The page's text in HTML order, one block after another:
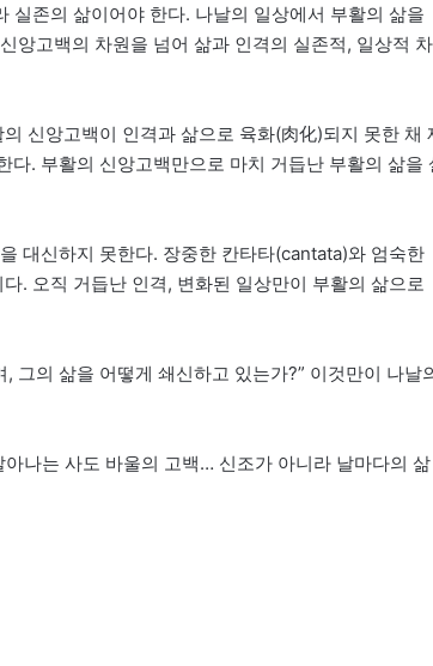
실존의 삶이어야 한다. 나날의 일상에서 부활의 삶을
앙고백의 차원을 넘어 삶과 인격의 실존적, 일상적 차
신앙고백이 인격과 삶으로 육화(肉化)되지 못한 채
. 부활의 신앙고백만으로 마치 거듭난 부활의 삶을
대신하지 못한다. 장중한 칸타타(cantata)와 엄숙한
. 오직 거듭난 인격, 변화된 일상만이 부활의 삶으로
그의 삶을 어떻게 쇄신하고 있는가?” 이것만이 나날
나는 사도 바울의 고백… 신조가 아니라 날마다의 삶